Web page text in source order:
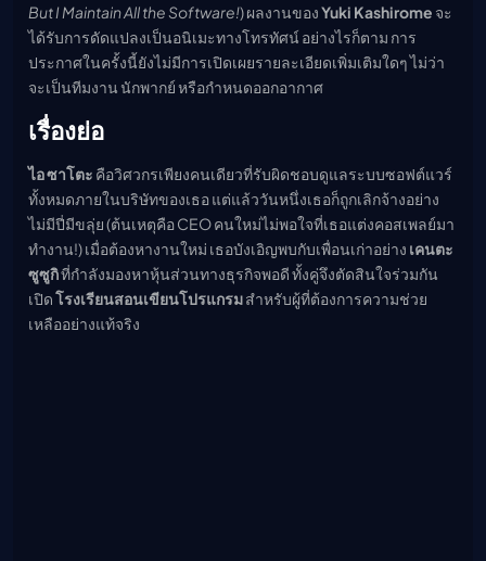
But I Maintain All the Software!) ผลงานของYuki Kashirome จะ
ได้รับการดัดแปลงเป็นอนิเมะทางโทรทัศน์ อย่างไรก็ตาม การ
ประกาศในครั้งนี้ยังไม่มีการเปิดเผยรายละเอียดเพิ่มเติมใดๆ ไม่ว่า
จะเป็นทีมงาน นักพากย์ หรือกำหนดออกอากาศ
เรื่องย่อ
ไอ ซาโตะ คือวิศวกรเพียงคนเดียวที่รับผิดชอบดูแลระบบซอฟต์แวร์
ทั้งหมดภายในบริษัทของเธอ แต่แล้ววันหนึ่งเธอก็ถูกเลิกจ้างอย่าง
ไม่มีปี่มีขลุ่ย (ต้นเหตุคือ CEO คนใหม่ไม่พอใจที่เธอแต่งคอสเพลย์มา
ทำงาน!) เมื่อต้องหางานใหม่ เธอบังเอิญพบกับเพื่อนเก่าอย่าง เคนตะ
ซูซูกิที่กำลังมองหาหุ้นส่วนทางธุรกิจพอดี ทั้งคู่จึงตัดสินใจร่วมกัน
เปิดโรงเรียนสอนเขียนโปรแกรมสำหรับผู้ที่ต้องการความช่วย
เหลืออย่างแท้จริง